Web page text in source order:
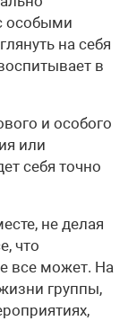
особыми
на себя
в
и особого
или
себя точно
не делая
что
все может. На
группы,